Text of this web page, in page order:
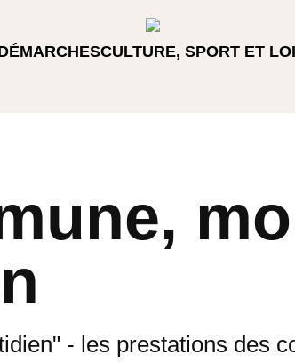
CULTURE, SPORT ET
- les prestations des